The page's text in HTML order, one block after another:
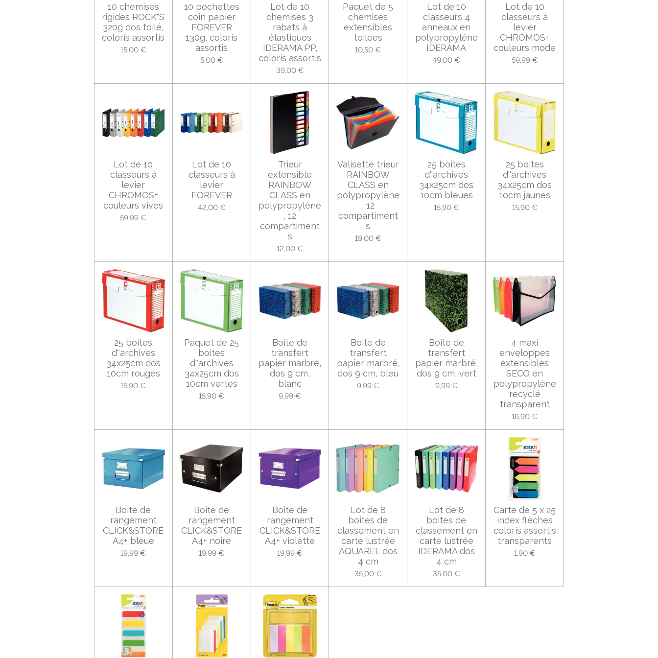
10 chemises
rigides ROCK"S
320g dos toilé,
coloris assortis
15,00 €
10 pochettes
coin papier
FOREVER
130g, coloris
assortis
5,00 €
Lot de 10
chemises 3
rabats à
élastiques
IDERAMA PP,
coloris assortis
39,00 €
Paquet de 5
chemises
extensibles
toilées
10,50 €
Lot de 10
classeurs 4
anneaux en
polypropylène
IDERAMA
49,00 €
Lot de 10
classeurs à
levier
CHROMOS+
couleurs mode
59,99 €
Lot de 10
classeurs à
levier
CHROMOS+
couleurs vives
59,99 €
Lot de 10
classeurs à
levier
FOREVER
42,00 €
Trieur
extensible
RAINBOW
CLASS en
polypropylène
, 12
compartiment
s
12,00 €
Valisette trieur
RAINBOW
CLASS en
polypropylène
, 12
compartiment
s
19,00 €
25 boites
d''archives
34x25cm dos
10cm bleues
15,90 €
25 boites
d''archives
34x25cm dos
10cm jaunes
15,90 €
25 boites
d''archives
34x25cm dos
10cm rouges
15,90 €
Paquet de 25
boites
d''archives
34x25cm dos
10cm vertes
15,90 €
Boite de
transfert
papier marbré,
dos 9 cm,
blanc
9,99 €
Boite de
transfert
papier marbré,
dos 9 cm, bleu
9,99 €
Boite de
transfert
papier marbré,
dos 9 cm, vert
9,99 €
4 maxi
enveloppes
extensibles
SECO en
polypropylène
recyclé
transparent
16,90 €
Boite de
rangement
CLICK&STORE
A4+ bleue
19,99 €
Boite de
rangement
CLICK&STORE
A4+ noire
19,99 €
Boite de
rangement
CLICK&STORE
A4+ violette
19,99 €
Lot de 8
boites de
classement en
carte lustrée
AQUAREL dos
4 cm
35,00 €
Lot de 8
boites de
classement en
carte lustrée
IDERAMA dos
4 cm
35,00 €
Carte de 5 x 25
index flèches
coloris assortis
transparents
1,90 €